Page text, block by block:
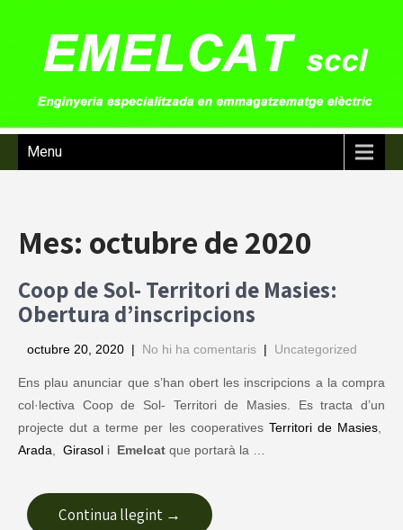
Menu
Mes: octubre de 2020
Coop de Sol- Territori de Masies:
Obertura d’inscripcions
octubre 20, 2020 | No hi ha comentaris | Uncategorized
Ens plau anunciar que s’han obert les inscripcions a la compra
col·lectiva Coop de Sol- Territori de Masies. Es tracta d’un
projecte dut a terme per les cooperatives Territori de Masies
Arada
Girasol i Emelcat que portarà la …
Continua llegint →